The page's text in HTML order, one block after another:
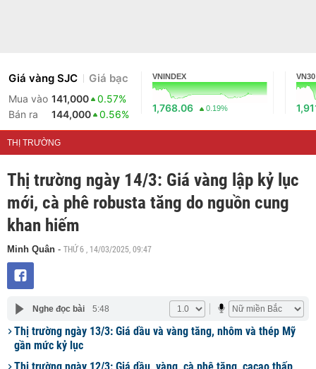
Giá vàng SJC Giá bạc
Mua vào 141,000
0.57%
Bán ra
144,000 0.56%
VNINDEX
1,768.06 0.19%
VN30
THỊ TRƯỜNG
Thị trường ngày 14/3: Giá vàng lập kỷ lục
mới, cà phê robusta tăng do nguồn cung
khan hiếm
Minh Quân - THỨ 6 , 14/03/2025, 09:47
Nghe đọc bài 5:48
Thị trường ngày 13/3: Giá dầu và vàng tăng, nhôm và thép Mỹ
gần mức kỷ lục